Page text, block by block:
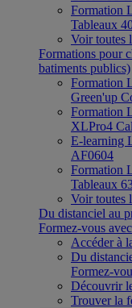
Formation
Tableaux
Voir toutes
Formations pour
batiments publics)
Formation
Green'up
Formation
XLPro4
E-learning
AF0604
Formation
Tableaux
Voir toutes
Du distanciel au
Formez-vous
Accéder à
Du
Formez-
Découvrir
Trouver la